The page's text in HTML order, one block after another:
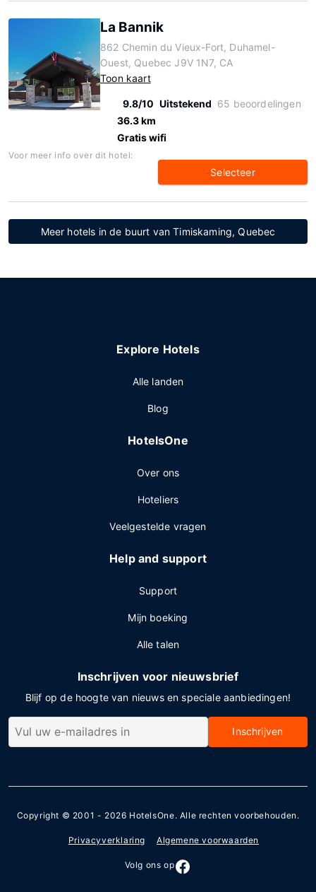
La Bannik
862 Chemin du Vieux-Fort, Duhamel-
Ouest, Quebec J9V 1N7, CA
Toon kaart
9.8/10 Uitstekend 65 beoordelingen
36.3 km
Gratis wifi
Voor meer info over dit hotel:
Selecteer
Meer hotels in de buurt van Timiskaming, Quebec
Explore Hotels
Alle landen
Blog
HotelsOne
Over ons
Hoteliers
Veelgestelde vragen
Help and support
Support
Mijn boeking
Alle talen
Inschrijven voor nieuwsbrief
Blijf op de hoogte van nieuws en speciale aanbiedingen!
Inschrijven
Copyright © 2001 - 2026 HotelsOne. Alle rechten voorbehouden.
Privacyverklaring Algemene voorwaarden
Volg ons op